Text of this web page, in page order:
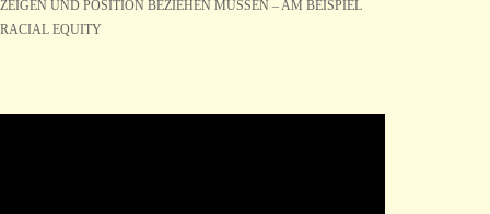
ZEIGEN UND POSITION BEZIEHEN MÜSSEN – AM BEISPIEL
RACIAL EQUITY